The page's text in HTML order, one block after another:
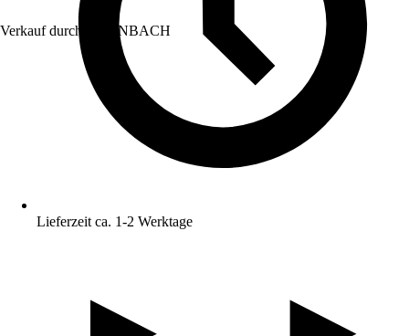
Verkauf durch: HORNBACH
Lieferzeit ca. 1-2 Werktage